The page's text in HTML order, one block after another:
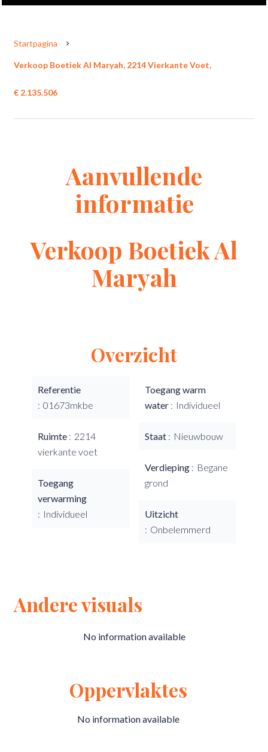
Startpagina
Verkoop Boetiek Al Maryah, 2214 Vierkante Voet,
€ 2.135.506
Aanvullende
informatie
Verkoop Boetiek Al
Maryah
Overzicht
Referentie
01673mkbe
Ruimte
2214
vierkante voet
Toegang
verwarming
Individueel
Toegang warm
water
Individueel
Staat Nieuwbouw
Verdieping
Begane
grond
Uitzicht
Onbelemmerd
Andere visuals
No information available
Oppervlaktes
No information available